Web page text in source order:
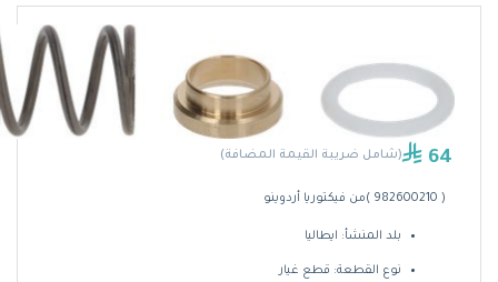
64 (شامل ضريبة القيمة المضافة)
( 982600210 )من فيكتوريا أردوينو
بلد المنشأ: ايطاليا
نوع القطعة: قطع غيار